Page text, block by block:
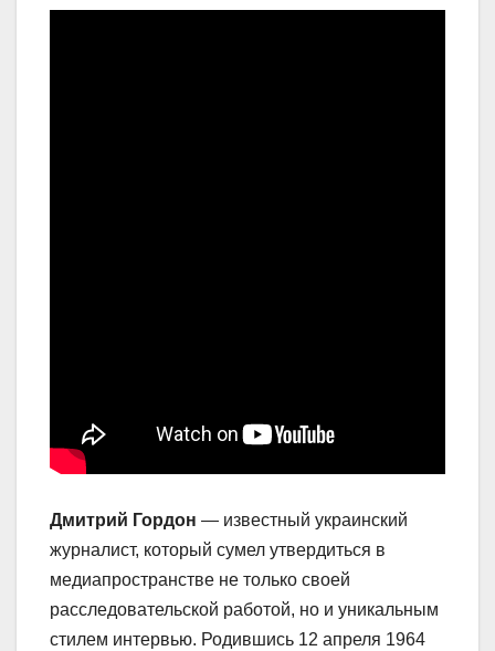
Дмитрий Гордон — известный украинский
журналист, который сумел утвердиться в
медиапространстве не только своей
расследовательской работой, но и уникальным
стилем интервью. Родившись 12 апреля 1964